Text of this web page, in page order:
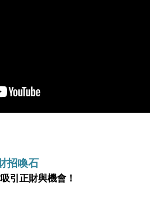
招喚石
引正財與機會！